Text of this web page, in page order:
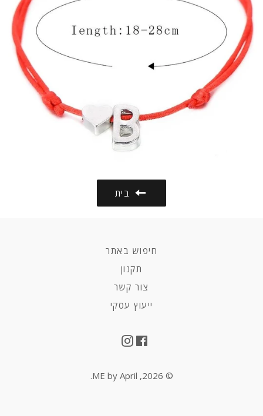
בית
חיפוש באתר
תקנון
צור קשר
ייעוץ עסקי
Facebook
Instagram
© 2026,
ME by April
.